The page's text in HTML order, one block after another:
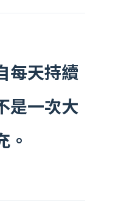
每天持續
是一次大
。